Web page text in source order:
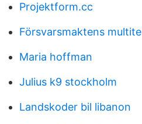
Projektform.cc
Försvarsmaktens
Maria hoffman
Julius k9 stockholm
Landskoder bil libanon